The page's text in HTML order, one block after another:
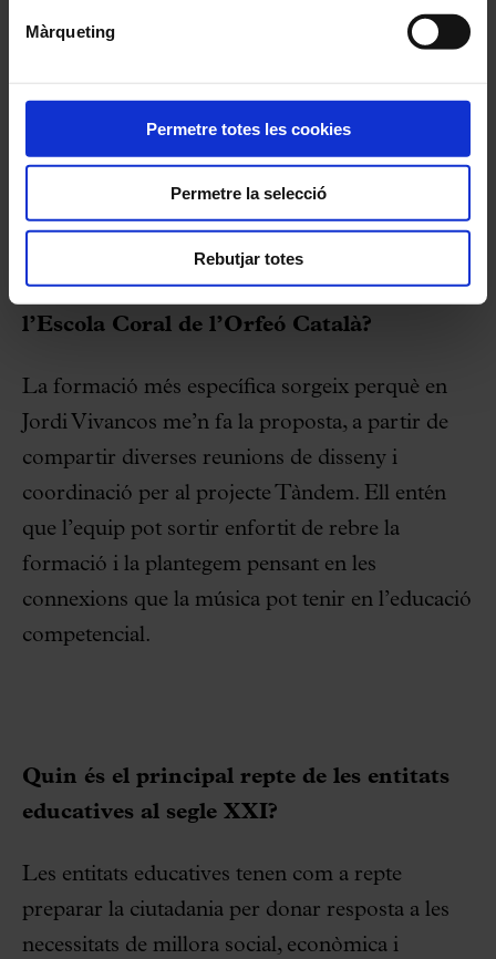
Màrqueting
Permetre totes les cookies
Permetre la selecció
Rebutjar totes
reverteixen en l’alumnat. Expectatives altes, sí,
Com va sortir el tema de la formació
específica sobre eines i estratègies
pedagògiques per a l’equip de Clavé XXI i
l’Escola Coral de l’Orfeó Català?
La formació més específica sorgeix perquè en
Jordi Vivancos me’n fa la proposta, a partir de
compartir diverses reunions de disseny i
coordinació per al projecte Tàndem. Ell entén
que l’equip pot sortir enfortit de rebre la
formació i la plantegem pensant en les
connexions que la música pot tenir en l’educació
competencial.
Quin és el principal repte de les entitats
educatives al segle XXI?
Les entitats educatives tenen com a repte
preparar la ciutadania per donar resposta a les
necessitats de millora social, econòmica i